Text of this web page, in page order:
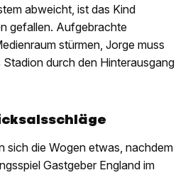
abweicht, ist das Kind
gefallen. Aufgebrachte
stürmen, Jorge muss
durch den Hinterausgang
sich die Wogen etwas, nachdem
Gastgeber England im